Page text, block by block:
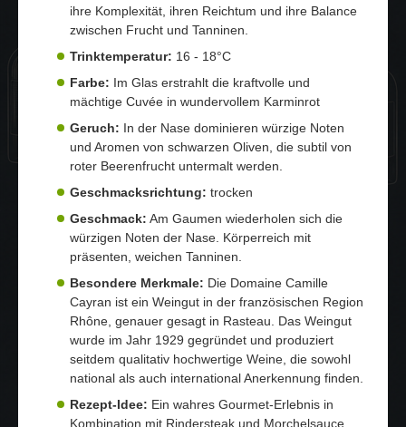
ihre Komplexität, ihren Reichtum und ihre Balance
zwischen Frucht und Tanninen.
Trinktemperatur: 16 - 18°C
Farbe: Im Glas erstrahlt die kraftvolle und
mächtige Cuvée in wundervollem Karminrot
Geruch: In der Nase dominieren würzige Noten
und Aromen von schwarzen Oliven, die subtil von
roter Beerenfrucht untermalt werden.
Geschmacksrichtung: trocken
Geschmack: Am Gaumen wiederholen sich die
würzigen Noten der Nase. Körperreich mit
präsenten, weichen Tanninen.
Besondere Merkmale: Die Domaine Camille
Cayran ist ein Weingut in der französischen Region
Rhône, genauer gesagt in Rasteau. Das Weingut
wurde im Jahr 1929 gegründet und produziert
seitdem qualitativ hochwertige Weine, die sowohl
national als auch international Anerkennung finden.
Rezept-Idee: Ein wahres Gourmet-Erlebnis in
Kombination mit Rindersteak und Morchelsauce,